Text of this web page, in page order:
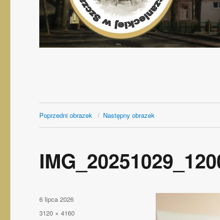
Poprzedni obrazek Następny obrazek
Opublikowano
6 lipca 2026
Pełny
3120 × 4160